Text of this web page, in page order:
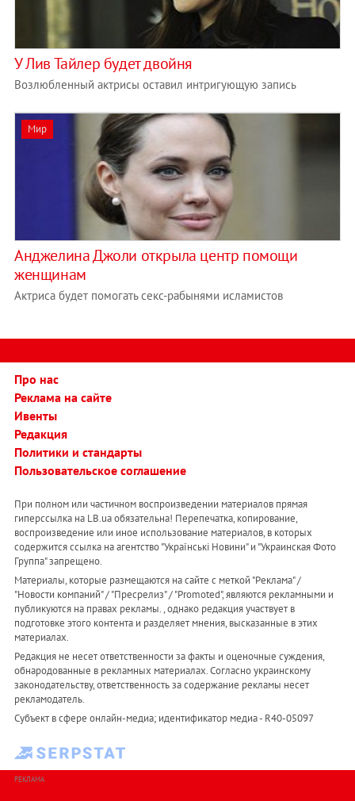
У Лив Тайлер будет двойня
Возлюбленный актрисы оставил интригующую запись
Мир
Анджелина Джоли открыла центр помощи
женщинам
Актриса будет помогать секс-рабынями исламистов
Про нас
Реклама на сайте
Ивенты
Редакция
Политики и стандарты
Пользовательское соглашение
При полном или частичном воспроизведении материалов прямая
гиперссылка на LB.ua обязательна! Перепечатка, копирование,
воспроизведение или иное использование материалов, в которых
содержится ссылка на агентство "Українськi Новини" и "Украинская Фото
Группа" запрещено.
Материалы, которые размещаются на сайте с меткой "Реклама" /
"Новости компаний" / "Пресрелиз" / "Promoted", являются рекламными и
публикуются на правах рекламы. , однако редакция участвует в
подготовке этого контента и разделяет мнения, высказанные в этих
материалах.
Редакция не несет ответственности за факты и оценочные суждения,
обнародованные в рекламных материалах. Согласно украинскому
законодательству, ответственность за содержание рекламы несет
рекламодатель.
Субъект в сфере онлайн-медиа; идентификатор медиа - R40-05097
РЕКЛАМА